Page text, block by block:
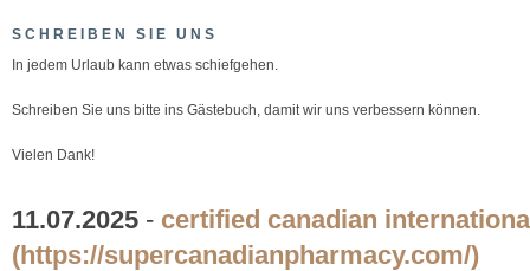
SCHREIBEN SIE UNS
In jedem Urlaub kann etwas schiefgehen.
Schreiben Sie uns bitte ins Gästebuch, damit wir uns verbessern können.
Vielen Dank!
11.07.2025 - certified canadian
(https://supercanadianpharmacy.com/)